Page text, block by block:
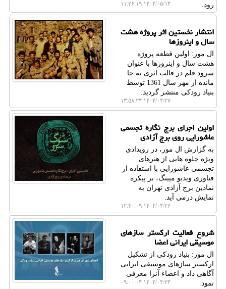
رود.
۱۴۰۴/۰۵/۱۴ ۱۱:۲۶:۱۹
انتشار نخستین اثر پروژه هشت
سال و اینروزها
ال مور: اولین قطعه پروژه
هشت سال و اینروزها با عنوان
سرود قلم در قالب اثری به جا
مانده از مهر سال 1361 توسط
بنیاد رودکی منتشر گردید.
۱۴۰۴/۰۴/۲۷ ۱۳:۵۸:۲۴
اولین اجرای برج نگاره تجسمی
عاشورایی روی برج آزادی
به گزارش ال مور، در رویدادی
ویژه جلوه هایی از هنرهای
تجسمی عاشورایی با استفاده از
فناوری ویدیو مپینگ، بر پیکره
نمادین برج آزادی تهران به
نمایش درمی آید.
۱۴۰۴/۰۴/۲۶ ۱۲:۴۰:۰۹
شروع فعالیت ارکستر سازهای
موسیقی ایرانی اعضا
ال مور: بنیاد رودکی از تشکیل
ارکستر سازهای موسیقی ایرانی
آگاهی داد و اعضاء آنرا معرفی
نمود.
۱۴۰۴/۰۴/۲۴ ۰۹:۰۰:۰۴